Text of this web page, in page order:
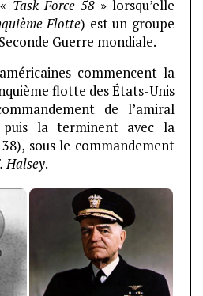
Task Force 58» lorsqu’elle
Flotte) est un groupe
Guerre mondiale.
commencent la
flotte des États-Unis
de l’amiral
la terminent avec la
sous le commandement
Halsey.